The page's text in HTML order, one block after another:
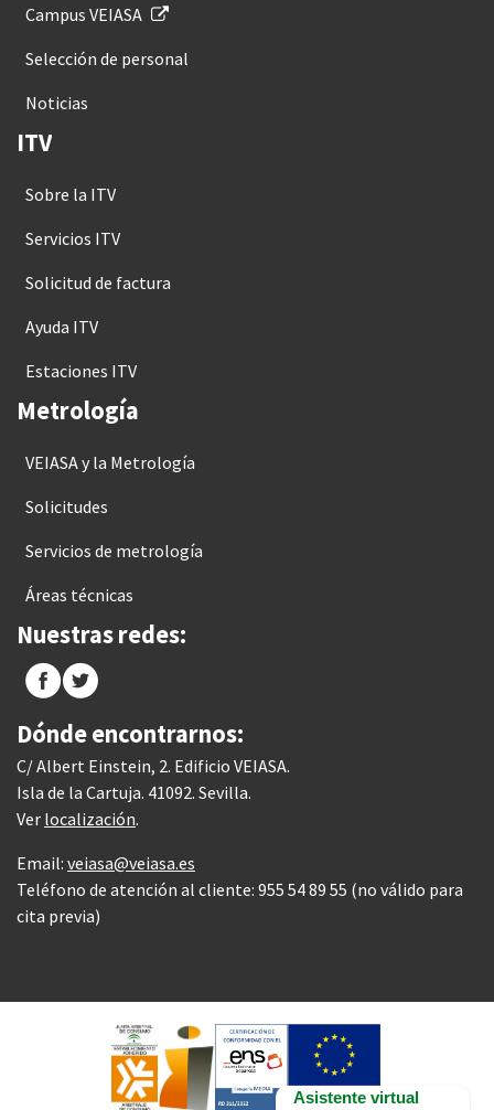
Campus VEIASA
Selección de personal
Noticias
ITV
Sobre la ITV
Servicios ITV
Solicitud de factura
Ayuda ITV
Estaciones ITV
Metrología
VEIASA y la Metrología
Solicitudes
Servicios de metrología
Áreas técnicas
Nuestras redes:
Dónde encontrarnos:
C/ Albert Einstein, 2. Edificio VEIASA.
Isla de la Cartuja. 41092. Sevilla.
Ver localización.
Email: veiasa@veiasa.es
Teléfono de atención al cliente: 955 54 89 55 (no válido para
cita previa)
Asistente virtual